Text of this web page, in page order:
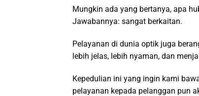
Mungkin ada yang bertanya, apa
Jawabannya: sangat berkaitan.
Pelayanan di dunia optik juga
lebih jelas, lebih nyaman, dan
Kepedulian ini yang ingin kami
pelayanan kepada pelanggan pun